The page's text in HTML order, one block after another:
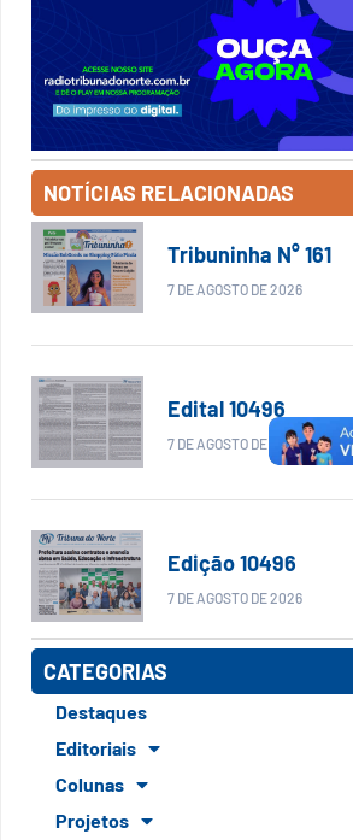
NOTÍCIAS RELACIONADAS
Tribuninha N° 161
7 DE AGOSTO DE 2026
Edital 10496
7 DE AGOSTO DE 2026
Edição 10496
7 DE AGOSTO DE 2026
CATEGORIAS
Destaques
Editoriais
Colunas
Projetos